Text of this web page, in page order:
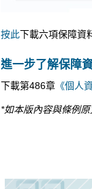
按此下載六項保障資
進一步了解保障
下載第486章 《個人
*如本版內容與條例